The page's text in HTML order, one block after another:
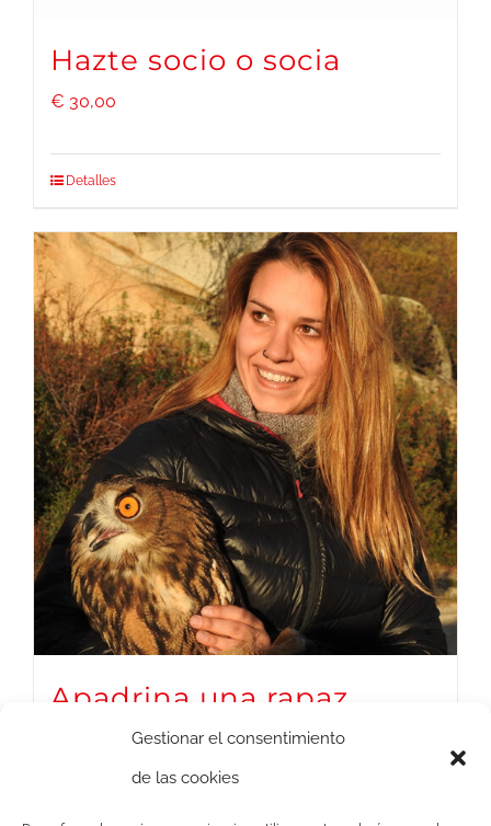
Gestionar el consentimiento
de las cookies
Hazte socio o socia
€ 30,00
Detalles
Apadrina una rapaz
nocturna
€80,00Rango
de